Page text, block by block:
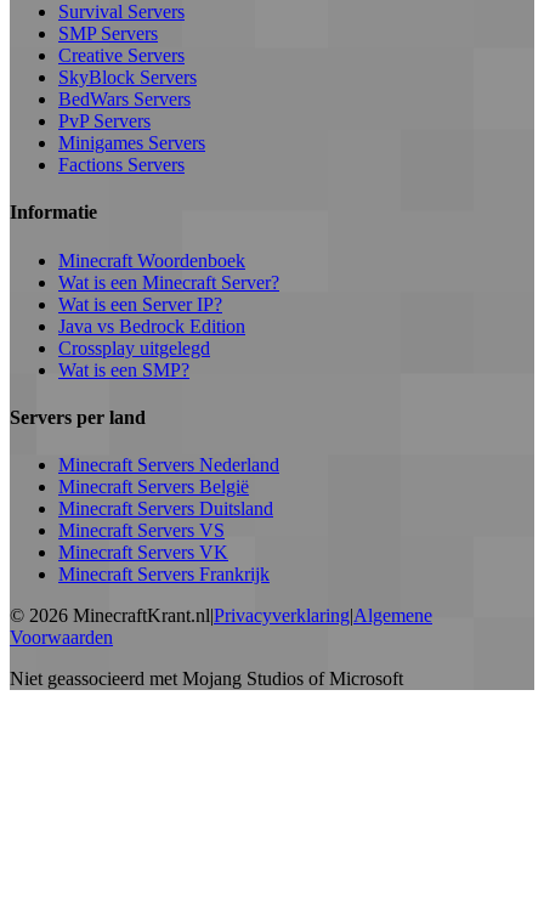
Survival Servers
SMP Servers
Creative Servers
SkyBlock Servers
BedWars Servers
PvP Servers
Minigames Servers
Factions Servers
Informatie
Minecraft Woordenboek
Wat is een Minecraft Server?
Wat is een Server IP?
Java vs Bedrock Edition
Crossplay uitgelegd
Wat is een SMP?
Servers per land
Minecraft Servers Nederland
Minecraft Servers België
Minecraft Servers Duitsland
Minecraft Servers VS
Minecraft Servers VK
Minecraft Servers Frankrijk
© 2026 MinecraftKrant.nl|Privacyverklaring|Algemene
Voorwaarden
Niet geassocieerd met Mojang Studios of Microsoft